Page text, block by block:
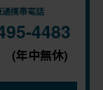
携帯電話
4483
(年中無休)